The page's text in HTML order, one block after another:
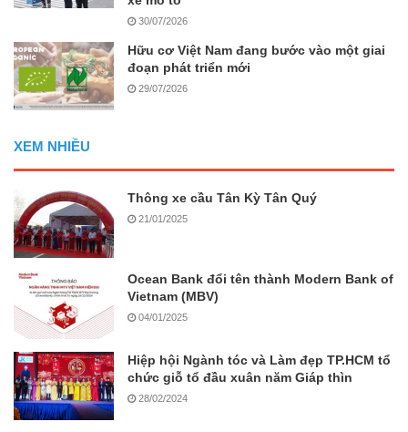
30/07/2026
Hữu cơ Việt Nam đang bước vào một giai
đoạn phát triển mới
29/07/2026
XEM NHIỀU
Thông xe cầu Tân Kỳ Tân Quý
21/01/2025
Ocean Bank đổi tên thành Modern Bank of
Vietnam (MBV)
04/01/2025
Hiệp hội Ngành tóc và Làm đẹp TP.HCM tổ
chức giỗ tổ đầu xuân năm Giáp thìn
28/02/2024